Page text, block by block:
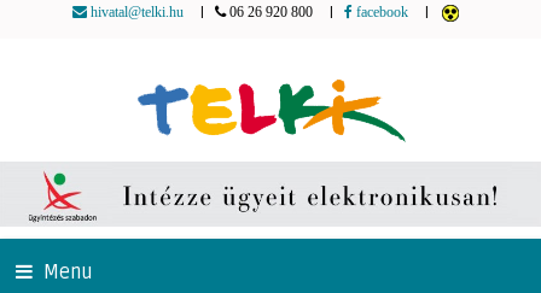
hivatal@telki.hu 06 26 920 800 facebook
Menu